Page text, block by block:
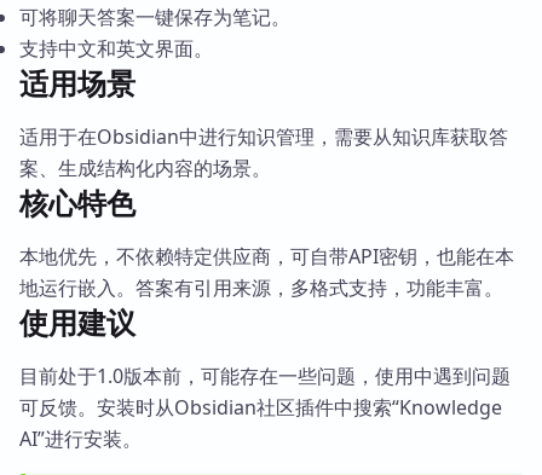
可将聊天答案一键保存为笔记。
支持中文和英文界面。
适用场景
适用于在Obsidian中进行知识管理，需要从知识库获取答
案、生成结构化内容的场景。
核心特色
本地优先，不依赖特定供应商，可自带API密钥，也能在本
地运行嵌入。答案有引用来源，多格式支持，功能丰富。
使用建议
目前处于1.0版本前，可能存在一些问题，使用中遇到问题
可反馈。安装时从Obsidian社区插件中搜索“Knowledge
AI”进行安装。